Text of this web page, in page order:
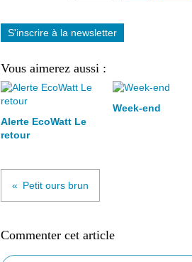
S'inscrire à la newsletter
Vous aimerez aussi :
Alerte EcoWatt Le
retour
Week-end
Petit ours brun
Commenter cet article